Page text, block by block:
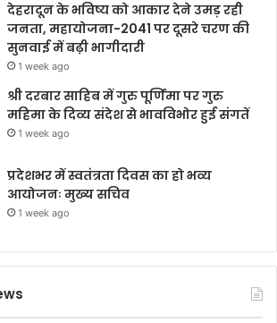
देहरादून के भविष्य को आकार देने उमड़ रही
जनता, महायोजना-2041 पर दूसरे चरण की
सुनवाई में बढ़ी भागीदारी
1 week ago
श्री दरबार साहिब में गुरु पूर्णिमा पर गुरु
महिमा के दिव्य संदेश से भावविभोर हुई संगतें
1 week ago
प्रदेशभर में स्वतंत्रता दिवस का हो भव्य
आयोजनः मुख्य सचिव
1 week ago